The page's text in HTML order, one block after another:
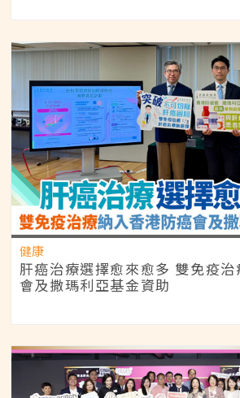
健康
肝癌治療選擇愈來愈多 雙免疫
會及撒瑪利亞基金資助